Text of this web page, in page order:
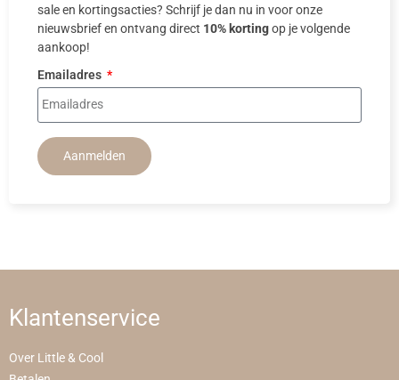
sale en kortingsacties? Schrijf je dan nu in voor onze
nieuwsbrief en ontvang direct 10% kortingop je volgende
aankoop!
Emailadres
Aanmelden
Klantenservice
Over Little & Cool